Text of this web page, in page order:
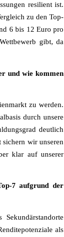
resilient ist.
zu den Top-
6 bis 12 Euro pro
gibt, da
und wie kommen
zu werden.
durch unsere
deutlich
wir unseren
klar auf unserer
7 aufgrund der
als